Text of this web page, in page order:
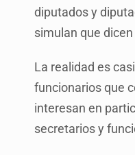
diputados y
simulan que
La realidad es
funcionarios que
interesan en
secretarios y